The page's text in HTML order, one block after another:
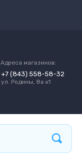
Адреса магазинов:
+7 (843) 558-58-32
ул. Родины, 8а к1